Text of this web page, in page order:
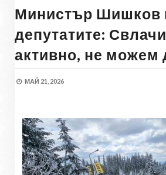
Министър Шишков
депутатите:
активно, не можем
МАЙ 21, 2026